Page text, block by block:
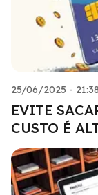
25/06/2025 - 21:38
EVITE
CUSTO É